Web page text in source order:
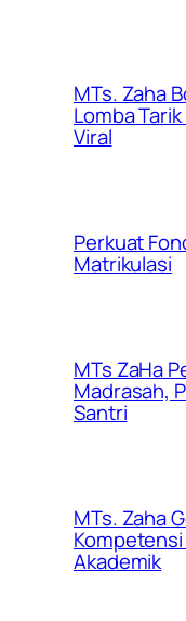
MTs. Zaha
Lomba
Viral
Perkuat
Matrikulasi
MTs ZaHa
Madrasah,
Santri
MTs. Zaha
Akademik